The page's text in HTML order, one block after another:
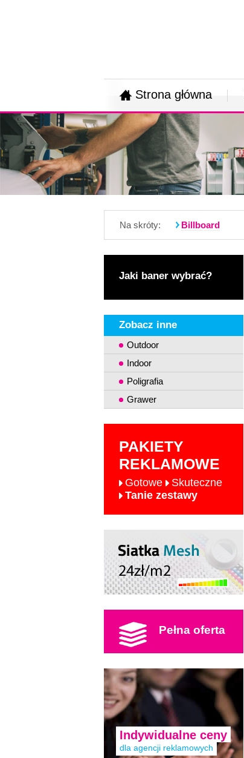
Strona główna
Na skróty: Billboard
Jaki baner wybrać?
Zobacz inne
Outdoor
Indoor
Poligrafia
Grawer
PAKIETY
REKLAMOWE
Gotowe
Skuteczne
Tanie zestawy
Pełna oferta
Indywidualne ceny
dla agencji reklamowych